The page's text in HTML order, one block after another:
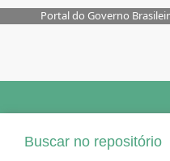
Portal do Governo